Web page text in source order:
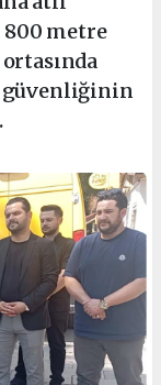
metre
güvenliğinin